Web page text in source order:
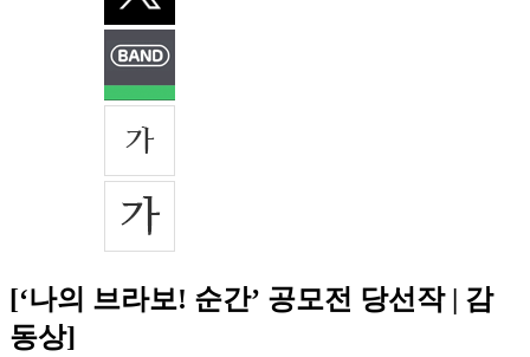
[‘나의 브라보! 순간’ 공모전 당선작 | 감
동상]